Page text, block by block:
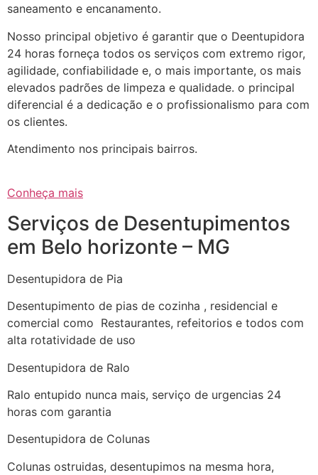
saneamento e encanamento.
Nosso principal objetivo é garantir que o Deentupidora
24 horas forneça todos os serviços com extremo rigor,
agilidade, confiabilidade e, o mais importante, os mais
elevados padrões de limpeza e qualidade. o principal
diferencial é a dedicação e o profissionalismo para com
os clientes.
Atendimento nos principais bairros.
Conheça mais
Serviços de Desentupimentos
em Belo horizonte – MG
Desentupidora de Pia
Desentupimento de pias de cozinha , residencial e
comercial como Restaurantes, refeitorios e todos com
alta rotatividade de uso
Desentupidora de Ralo
Ralo entupido nunca mais, serviço de urgencias 24
horas com garantia
Desentupidora de Colunas
Colunas ostruidas, desentupimos na mesma hora,